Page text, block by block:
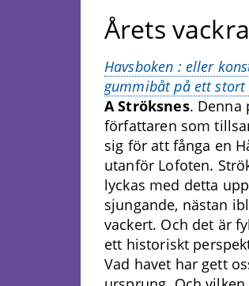
Årets
Havsboken : eller
gummibåt på ett
A Ströksnes. Denna
författaren som
sig för att fånga en
utanför Lofoten.
lyckas med detta
sjungande, nästan
vackert. Och det är
ett historiskt
Vad havet har gett